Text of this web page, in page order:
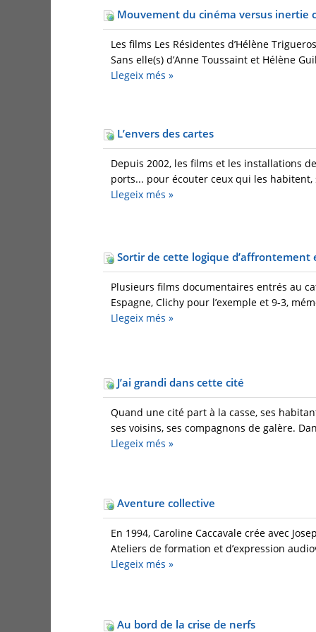
Mouvement du cinéma versus inertie
Les films Les Résidentes d’Hélène
Sans elle(s) d’Anne Toussaint et Hélène
Llegeix més »
L’envers des cartes
Depuis 2002, les films et les installations
ports... pour écouter ceux qui les habitent,
Llegeix més »
Sortir de cette logique d’affrontement
Plusieurs films documentaires entrés au
Espagne, Clichy pour l’exemple et 9-3,
Llegeix més »
J’ai grandi dans cette cité
Quand une cité part à la casse, ses
ses voisins, ses compagnons de galère.
Llegeix més »
Aventure collective
En 1994, Caroline Caccavale crée avec
Ateliers de formation et d’expression
Llegeix més »
Au bord de la crise de nerfs